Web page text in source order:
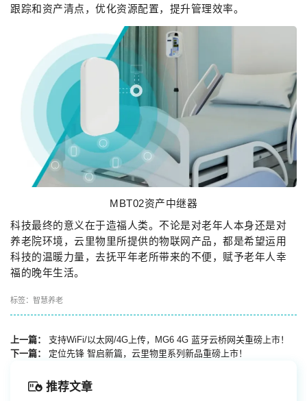
跟踪和资产清点，优化资源配置，提升管理效率。
MBT02资产中继器
科技最终的意义在于造福人类。不论是对老年人本身还是对
养老院环境，云里物里所提供的物联网产品，都是希望运用
科技的温暖力量，去抚平年老所带来的不便，赋予老年人幸
福的晚年生活。
标签： 智慧养老
上一篇：
支持WiFi/以太网/4G上传，MG6 4G 蓝牙云桥网关重磅上市！
下一篇：
定位先锋 智启新篇，云里物里系列新品重磅上市！
推荐文章